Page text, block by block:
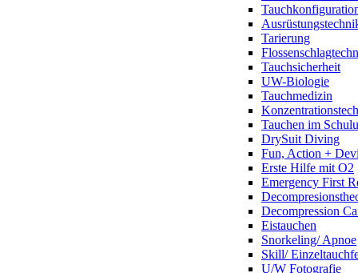
Tarierung
Tauchsicherheit
UW-Biologie
Tauchmedizin
Tauchen im
DrySuit Diving
Fun, Action +
Erste Hilfe mit O2
Emergency First
Decompression
Eistauchen
Snorkeling/ Apnoe
Skill/
U/W Fotografie